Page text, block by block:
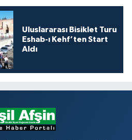
Uluslararası Bisiklet Turu
Eshab-ı Kehf’ten Start
Aldı